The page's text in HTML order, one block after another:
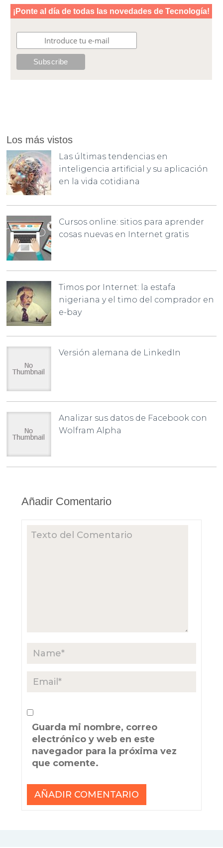
Los más vistos
Las últimas tendencias en
inteligencia artificial y su aplicación
en la vida cotidiana
Cursos online: sitios para aprender
cosas nuevas en Internet gratis
Timos por Internet: la estafa
nigeriana y el timo del comprador en
e-bay
Versión alemana de LinkedIn
Analizar sus datos de Facebook con
Wolfram Alpha
Añadir Comentario
Guarda mi nombre, correo
electrónico y web en este
navegador para la próxima vez
que comente.